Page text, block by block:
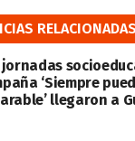
RELACIONADAS
jornadas
‘Siempre
llegaron a